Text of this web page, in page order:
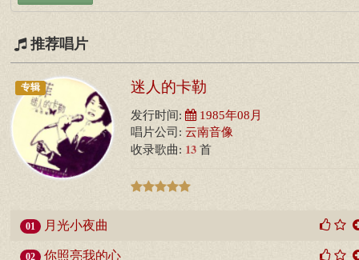
推荐唱片
专辑 迷人的卡勒
发行时间: 1985年08月
唱片公司: 云南音像
收录歌曲: 13 首
01 月光小夜曲
02 你照亮我的心